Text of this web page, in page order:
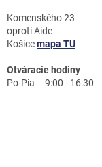
Komenského 23
oproti Aide
Košicemapa TU
Otváracie hodiny
Po-Pia 9:00 - 16:30